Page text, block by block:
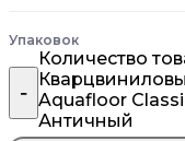
Упаковок
Количество
Aquafloor
Античный